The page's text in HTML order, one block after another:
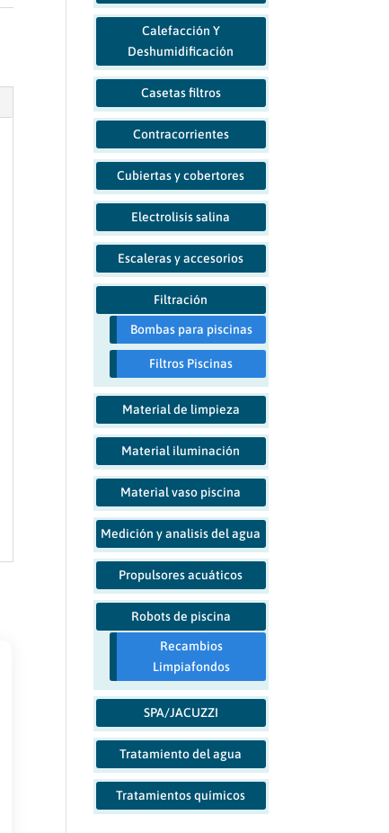
Calefacción Y
Deshumidificación
Casetas filtros
Contracorrientes
Cubiertas y cobertores
Electrolisis salina
Escaleras y accesorios
Filtración
Bombas para piscinas
Filtros Piscinas
Material de limpieza
Material iluminación
Material vaso piscina
Medición y analisis del agua
Propulsores acuáticos
Robots de piscina
Recambios
Limpiafondos
SPA/JACUZZI
Tratamiento del agua
Tratamientos químicos